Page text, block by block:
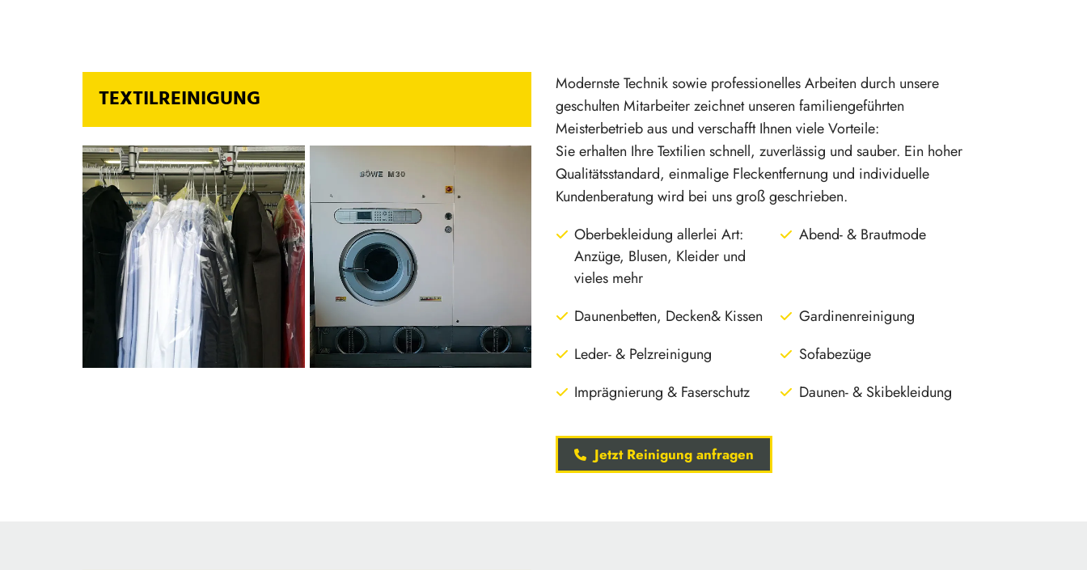
TEXTILREINIGUNG
Modernste Technik sowie professionelles Arbeiten durch unsere
geschulten Mitarbeiter zeichnet unseren familiengeführten
Meisterbetrieb aus und verschafft Ihnen viele Vorteile:
Sie erhalten Ihre Textilien schnell, zuverlässig und sauber. Ein hoher
Qualitätsstandard, einmalige Fleckentfernung und individuelle
Kundenberatung wird bei uns groß geschrieben.
Oberbekleidung allerlei Art:
Anzüge, Blusen, Kleider und
vieles mehr
Abend- & Brautmode
Daunenbetten, Decken& Kissen
Gardinenreinigung
Leder- & Pelzreinigung
Sofabezüge
Imprägnierung & Faserschutz
Daunen- & Skibekleidung
Jetzt Reinigung anfragen